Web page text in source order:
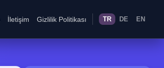
İletişim Gizlilik Politikası TR DE EN